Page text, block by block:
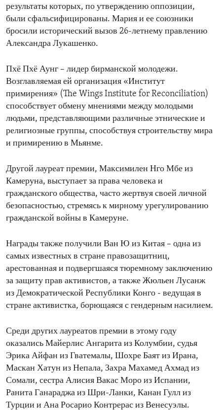
результаты которых, по утверждению оппозиции,
были сфальсифицированы. Мария и ее союзники
бросили исторический вызов 26-летнему правлению
Александра Лукашенко.
Пхё Пхё Аунг – лидер бирманской молодежи.
Возглавляемая ей организация «Институт
примирения» (The Wings Institute for Reconciliation)
способствует обмену мнениями между молодыми
людьми, представляющими различные этнические и
религиозные группы, способствуя строительству мира
и примирению в Мьянме.
Другой лауреат премии, Максимилен Нго Мбе из
Камеруна, выступает за права человека и
гражданского общества, часто жертвуя своей личной
безопасностью, стремясь к мирному урегулированию
гражданской войны в Камеруне.
Награды также получили Ван Ю из Китая – одна из
самых известных в стране правозащитниц,
арестованная и подвергшаяся тюремному заключению
за защиту прав активистов, а также Жюльен Лусанж
из Демократической Республики Конго - ведущая в
стране активистка, борющаяся с гендерным насилием.
Среди других лауреатов премии в этому году
оказались Майерлис Ангарита из Колумбии, судья
Эрика Айфан из Гватемалы, Шохре Баят из Ирана,
Маскан Хатун из Непала, Захра Махамед Ахмад из
Сомали, сестра Алисия Вакас Моро из Испании,
Ранита Ганараджа из Шри-Ланки, Канан Гулл из
Турции и Ана Росарио Контрерас из Венесуэлы.